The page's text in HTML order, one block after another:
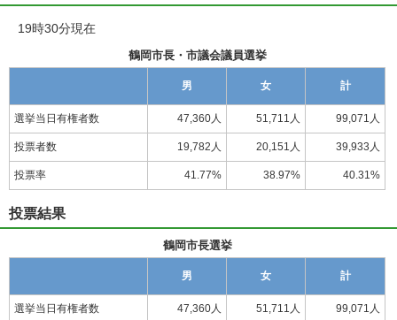
19時30分現在
鶴岡市長・市議会議員選挙
男 女 計
選挙当日有権者数 47,360人 51,711人 99,071人
投票者数 19,782人 20,151人 39,933人
投票率 41.77% 38.97% 40.31%
投票結果
鶴岡市長選挙
男 女 計
選挙当日有権者数 47,360人 51,711人 99,071人